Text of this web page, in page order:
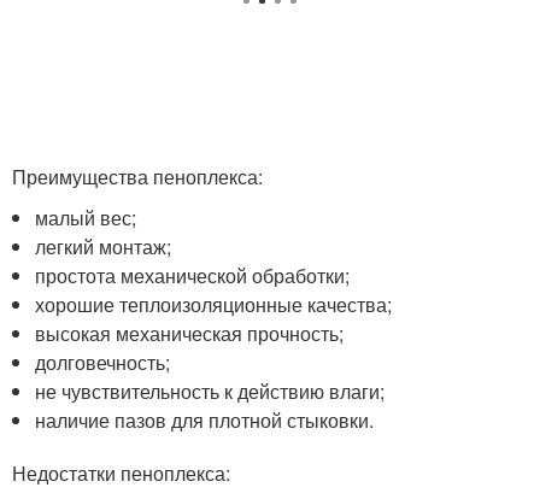
Преимущества пеноплекса:
малый вес;
легкий монтаж;
простота механической обработки;
хорошие теплоизоляционные качества;
высокая механическая прочность;
долговечность;
не чувствительность к действию влаги;
наличие пазов для плотной стыковки.
Недостатки пеноплекса: